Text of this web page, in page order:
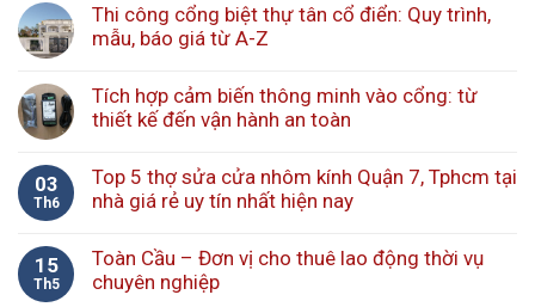
Thi công cổng biệt thự tân cổ điển: Quy trình,
mẫu, báo giá từ A-Z
Tích hợp cảm biến thông minh vào cổng: từ
thiết kế đến vận hành an toàn
03
Th6
Top 5 thợ sửa cửa nhôm kính Quận 7, Tphcm tại
nhà giá rẻ uy tín nhất hiện nay
15
Th5
Toàn Cầu – Đơn vị cho thuê lao động thời vụ
chuyên nghiệp